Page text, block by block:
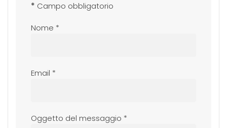
* Campo obbligatorio
Nome *
Email *
Oggetto del messaggio *